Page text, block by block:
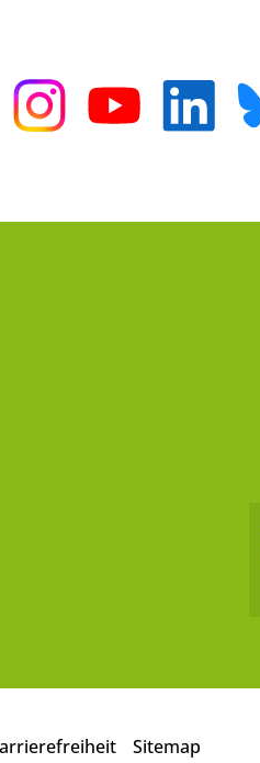
Sitemap